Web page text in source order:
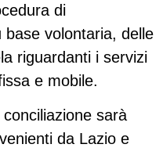
di
volontaria, delle
riguardanti i servizi
e mobile.
sarà
da Lazio e